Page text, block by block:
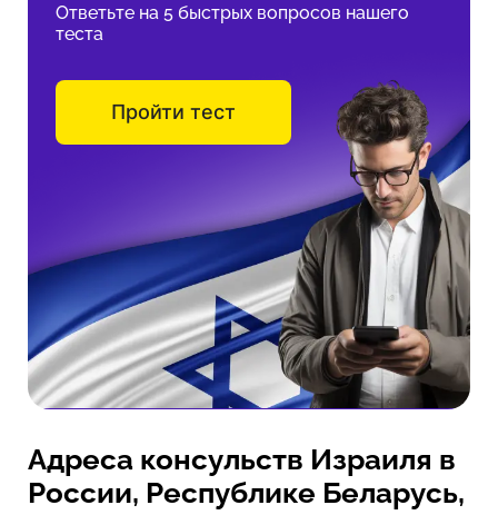
Ответьте на 5 быстрых вопросов нашего
теста
Пройти тест
Адреса консульств Израиля в
России, Республике Беларусь,